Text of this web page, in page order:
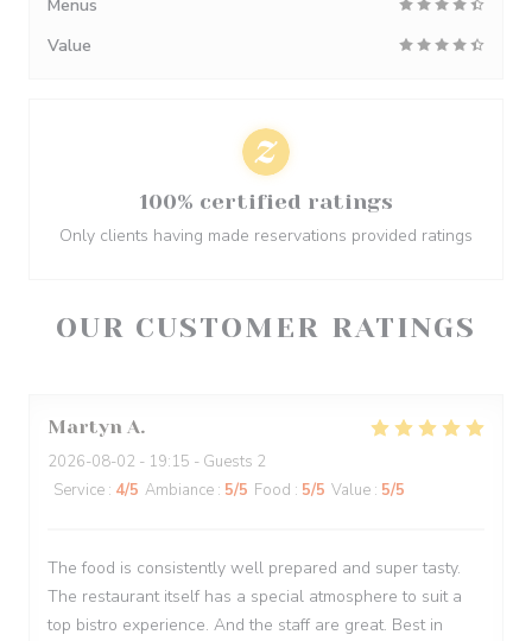
OUR CUSTOMER RATINGS
Martyn A
2026-08-02 - 19:15 - Guests 2
Service : 4/5 Ambiance : 5/5 Food : 5/5 Value : 5/5
The food is consistently well prepared and super tasty.
The restaurant itself has a special atmosphere to suit a
top bistro experience. And the staff are great. Best in
Menus
Value
100% certified ratings
Only clients having made reservations provided ratings